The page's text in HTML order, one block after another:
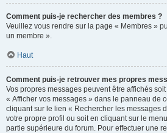
Comment puis-je rechercher des membres ?
Veuillez vous rendre sur la page « Membres »
un membre ».
Haut
Comment puis-je retrouver mes propres
Vos propres messages peuvent être affichés
« Afficher vos messages » dans le panneau de
cliquant sur le lien « Rechercher les messages
votre propre profil ou soit en cliquant sur le
partie supérieure du forum. Pour effectuer une